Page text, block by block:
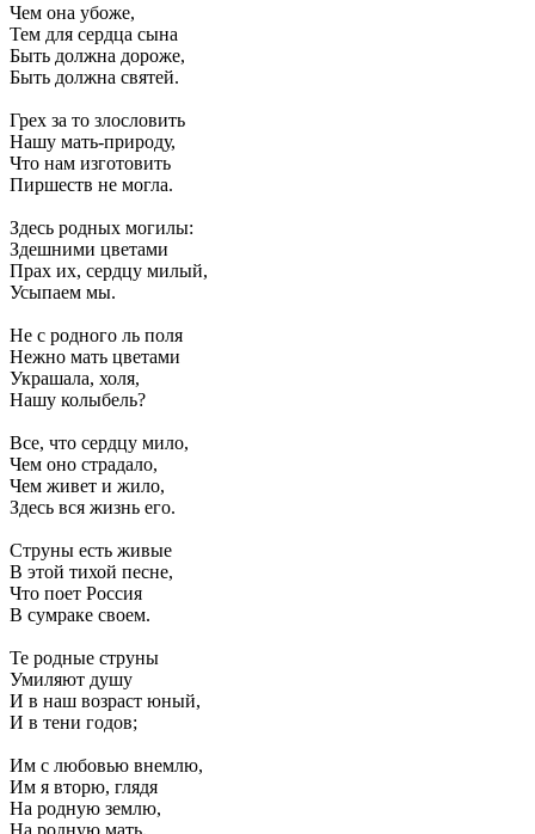
Чем она убоже,
Тем для сердца сына
Быть должна дороже,
Быть должна святей.
Грех за то злословить
Нашу мать-природу,
Что нам изготовить
Пиршеств не могла.
Здесь родных могилы:
Здешними цветами
Прах их, сердцу милый,
Усыпаем мы.
Не с родного ль поля
Нежно мать цветами
Украшала, холя,
Нашу колыбель?
Все, что сердцу мило,
Чем оно страдало,
Чем живет и жило,
Здесь вся жизнь его.
Струны есть живые
В этой тихой песне,
Что поет Россия
В сумраке своем.
Те родные струны
Умиляют душу
И в наш возраст юный,
И в тени годов;
Им с любовью внемлю,
Им я вторю, глядя
На родную землю,
На родную мать.